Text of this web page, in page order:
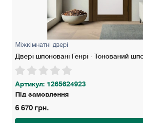
Міжкімнатні двері
Двері шпоновані Генрі · Тонований
Артикул: 1265624923
Під замовлення
6 670 грн.